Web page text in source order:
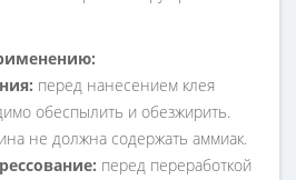
перед нанесением клея
обеспылить и обезжирить.
не должна содержать аммиак.
перед переработкой